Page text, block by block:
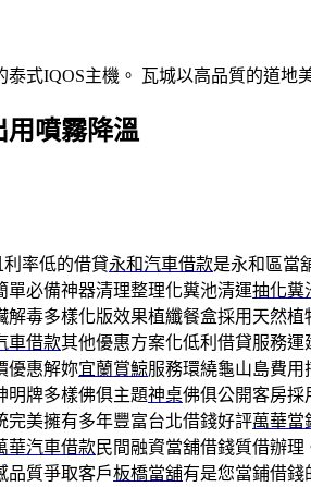
式IQOS主機。 瓦城以高品質的道地
用噴霧降溫
率低的借貸永和汽車借款是永和區當
單必備神器清理整理化糞池清運抽化糞
解毒多樣化版效果植纖餐盒採用天然植
車借款其他優惠方案化低利借貸服務
優惠解妳宜蘭賞鯨服務環繞龜山島費
明牌多樣佛俱主題神桌佛俱公開客房採
完美擁有多年豐富台北借錢好評萬華當
華汽車借款民間融資當舖借錢質借辦
品質爭取客戶板橋當舖有是您當鋪借錢